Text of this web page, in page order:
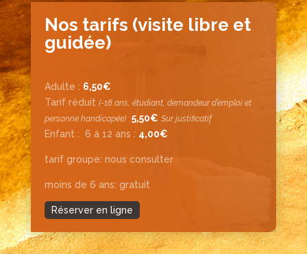
Nos tarifs (visite libre et
guidée)
Adulte : 6,50€
Tarif réduit (-18 ans, étudiant, demandeur d’emploi et
personne handicapée) : 5,50€ Sur justificatif
Enfant : 6 à 12 ans : 4,00€
tarif groupe: nous consulter
moins de 6 ans: gratuit
Réserver en ligne